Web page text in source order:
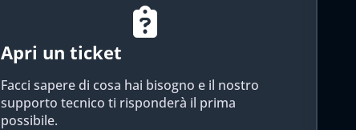
Apri un ticket
Facci sapere di cosa hai bisogno e il nostro
supporto tecnico ti risponderà il prima
possibile.